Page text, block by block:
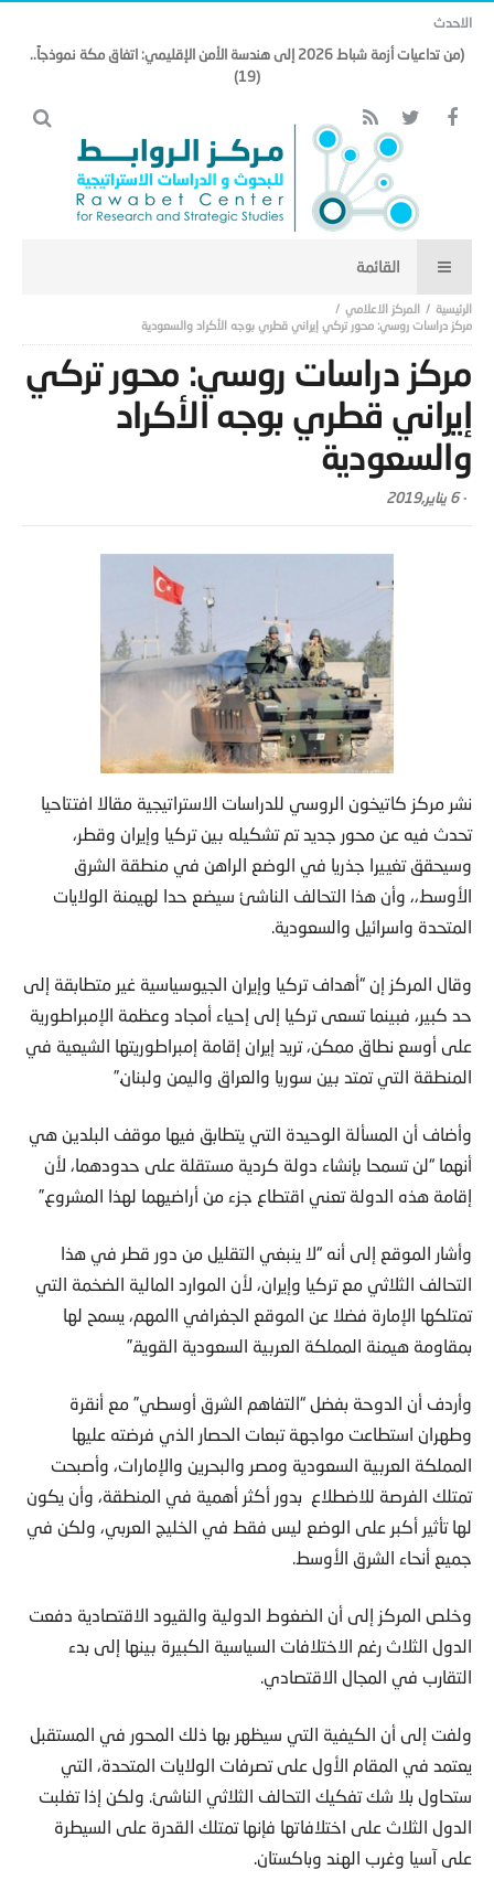
الاحدث
(من تداعيات أزمة شباط 2026 إلى هندسة الأمن الإقليمي: اتفاق مكة نموذجاً..
(19)
المركز الاعلامي
مركز دراسات روسي: محور تركي إيراني قطري بوجه الأكراد والسعودية
مركز دراسات روسي: محور تركي
إيراني قطري بوجه الأكراد
والسعودية
-6 يناير,2019
نشر مركز كاتيخون الروسي للدراسات الاستراتيجية مقالا افتتاحيا
تحدث فيه عن محور جديد تم تشكيله بين تركيا وإيران وقطر،
وسيحقق تغييرا جذريا في الوضع الراهن في منطقة الشرق
الأوسط،، وأن هذا التحالف الناشئ سيضع حدا لهيمنة الولايات
المتحدة واسرائيل والسعودية.
وقال المركز إن “أهداف تركيا وإيران الجيوسياسية غير متطابقة إلى
حد كبير، فبينما تسعى تركيا إلى إحياء أمجاد وعظمة الإمبراطورية
على أوسع نطاق ممكن، تريد إيران إقامة إمبراطوريتها الشيعية في
المنطقة التي تمتد بين سوريا والعراق واليمن ولبنان.”
وأضاف أن المسألة الوحيدة التي يتطابق فيها موقف البلدين هي
أنهما “لن تسمحا بإنشاء دولة كردية مستقلة على حدودهما، لأن
إقامة هذه الدولة تعني اقتطاع جزء من أراضيهما لهذا المشروع.”
وأشار الموقع إلى أنه “لا ينبغي التقليل من دور قطر في هذا
التحالف الثلاثي مع تركيا وإيران، لأن الموارد المالية الضخمة التي
تمتلكها الإمارة فضلا عن الموقع الجغرافي االمهم، يسمح لها
بمقاومة هيمنة المملكة العربية السعودية القوية.”
وأردف أن الدوحة بفضل “التفاهم الشرق أوسطي” مع أنقرة
وطهران استطاعت مواجهة تبعات الحصار الذي فرضته عليها
المملكة العربية السعودية ومصر والبحرين والإمارات، وأصبحت
تمتلك الفرصة للاضطلاع بدور أكثر أهمية في المنطقة، وأن يكون
لها تأثير أكبر على الوضع ليس فقط في الخليج العربي، ولكن في
جميع أنحاء الشرق الأوسط.
وخلص المركز إلى أن الضغوط الدولية والقيود الاقتصادية دفعت
الدول الثلاث رغم الاختلافات السياسية الكبيرة بينها إلى بدء
التقارب في المجال الاقتصادي.
ولفت إلى أن الكيفية التي سيظهر بها ذلك المحور في المستقبل
يعتمد في المقام الأول على تصرفات الولايات المتحدة، التي
ستحاول بلا شك تفكيك التحالف الثلاثي الناشئ. ولكن إذا تغلبت
الدول الثلاث على اختلافاتها فإنها تمتلك القدرة على السيطرة
على آسيا وغرب الهند وباكستان.